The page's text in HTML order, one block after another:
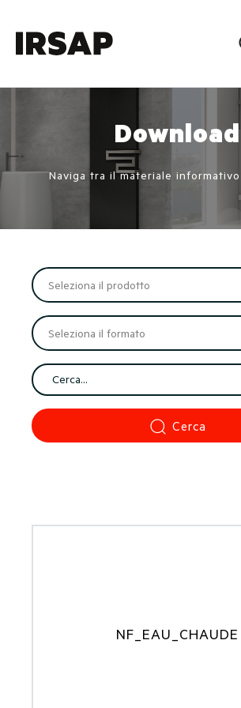
Download
Naviga tra il materiale
Cerca
NF_EAU_CHAUDE